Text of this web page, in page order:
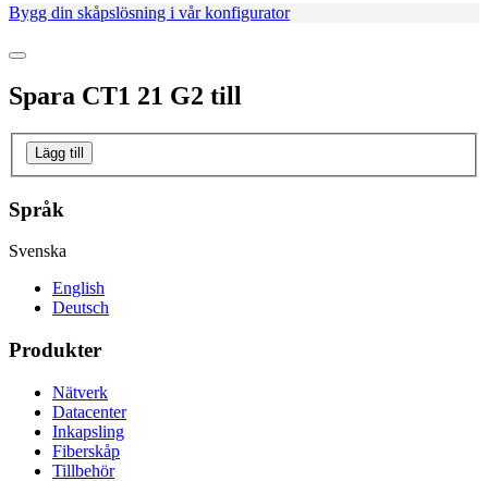
Bygg din skåpslösning i vår konfigurator
Spara CT1 21 G2 till
Lägg till
Språk
Svenska
English
Deutsch
Produkter
Nätverk
Datacenter
Inkapsling
Fiberskåp
Tillbehör